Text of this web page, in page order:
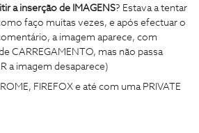
a inserção de IMAGENS? Estava a tentar
faço muitas vezes, e após efectuar o
a imagem aparece, com
CARREGAMENTO, mas não passa
a imagem desaparece)
FIREFOX e até com uma PRIVATE